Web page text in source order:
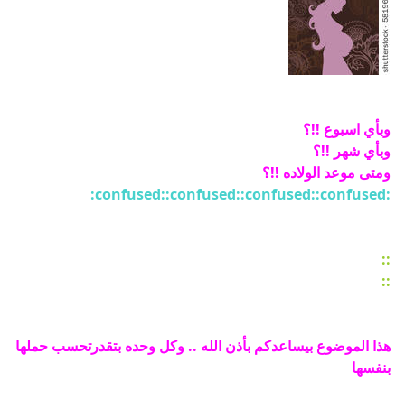
وبأي اسبوع !!؟
وبأي شهر !!؟
ومتى موعد الولاده !!؟
:confused:
:confused::confused::confused:
::
::
هذا الموضوع بيساعدكم بأذن الله .. وكل وحده بتقدرتحسب حملها
بنفسها